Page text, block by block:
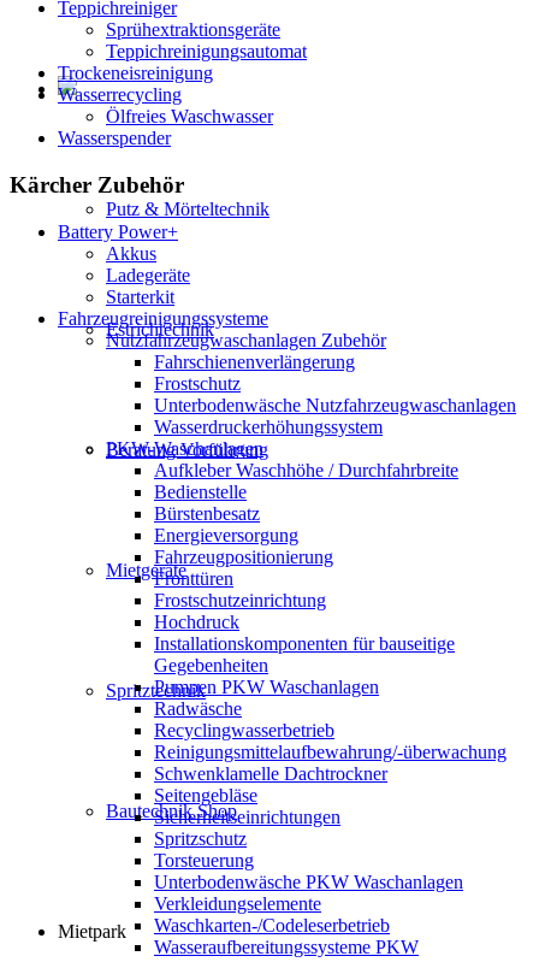
Putz & Mörteltechnik
Estrichtechnik
Beratung Vorführung
Mietgeräte
Spritztechnik
Bautechnik Shop
Mietpark
Teppichreiniger
Sprühextraktionsgeräte
Teppichreinigungsautomat
Trockeneisreinigung
Wasserrecycling
Ölfreies Waschwasser
Wasserspender
Kärcher Zubehör
Battery Power+
Akkus
Ladegeräte
Starterkit
Fahrzeugreinigungssysteme
Nutzfahrzeugwaschanlagen Zubehör
Fahrschienenverlängerung
Frostschutz
Unterbodenwäsche Nutzfahrzeugwaschanlagen
Wasserdruckerhöhungssystem
PKW-Waschanlagen
Aufkleber Waschhöhe / Durchfahrbreite
Bedienstelle
Bürstenbesatz
Energieversorgung
Fahrzeugpositionierung
Fronttüren
Frostschutzeinrichtung
Hochdruck
Installationskomponenten für bauseitige
Gegebenheiten
Pumpen PKW Waschanlagen
Radwäsche
Recyclingwasserbetrieb
Reinigungsmittelaufbewahrung/-überwachung
Schwenklamelle Dachtrockner
Seitengebläse
Sicherheitseinrichtungen
Spritzschutz
Torsteuerung
Unterbodenwäsche PKW Waschanlagen
Verkleidungselemente
Waschkarten-/Codeleserbetrieb
Wasseraufbereitungssysteme PKW